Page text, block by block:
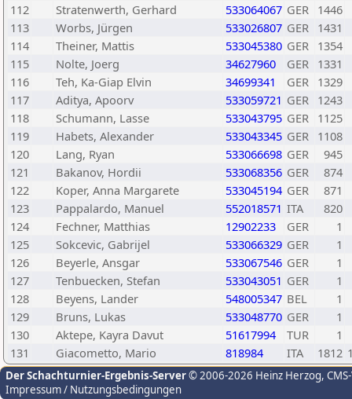
112
Stratenwerth, Gerhard 533064067 GER 1446
113
Worbs, Jürgen 533026807 GER 1431
114
Theiner, Mattis 533045380 GER 1354
115
Nolte, Joerg 34627960 GER 1331
116
Teh, Ka-Giap Elvin 34699341 GER 1329
117
Aditya, Apoorv 533059721 GER 1243
118
Schumann, Lasse 533043795 GER 1125
119
Habets, Alexander 533043345 GER 1108
120
Lang, Ryan 533066698 GER
945
121
Bakanov, Hordii 533068356 GER
874
122
Koper, Anna Margarete 533045194 GER
871
123
Pappalardo, Manuel 552018571 ITA
820
124
Fechner, Matthias 12902233 GER
1
125
Sokcevic, Gabrijel 533066329 GER
1
126
Beyerle, Ansgar 533067546 GER
1
127
Tenbuecken, Stefan 533043051 GER
1
128
Beyens, Lander 548005347 BEL
1
129
Bruns, Lukas 533048770 GER
1
130
Aktepe, Kayra Davut 51617994 TUR
1
131
Giacometto, Mario 818984 ITA 1812
Der Schachturnier-Ergebnis-Server© 2006-2026 Heinz Herzog,
Impressum / Nutzungsbedingungen